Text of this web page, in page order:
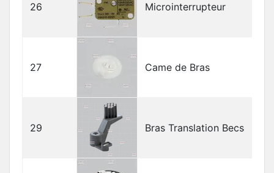
26 Microinterrupteur
27 Came de Bras
29 Bras Translation Becs